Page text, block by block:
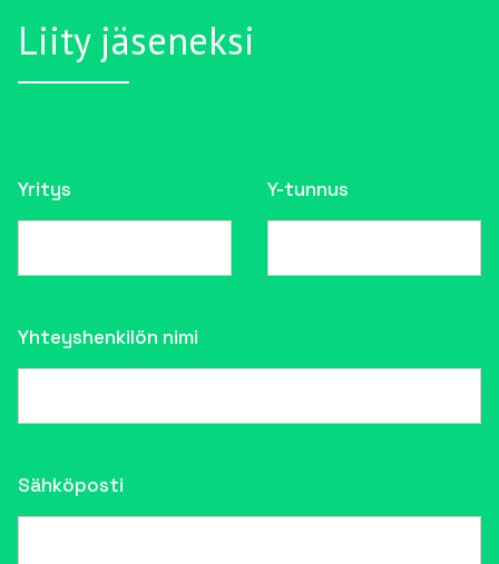
Liity jäseneksi
Yritys Y-tunnus
Yhteyshenkilön nimi
Sähköposti